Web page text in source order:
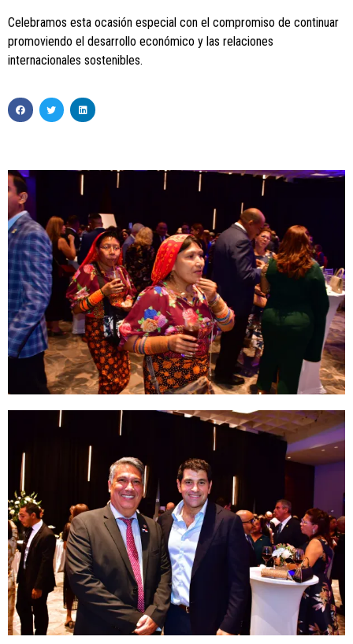
Celebramos esta ocasión especial con el compromiso de continuar
promoviendo el desarrollo económico y las relaciones
internacionales sostenibles.